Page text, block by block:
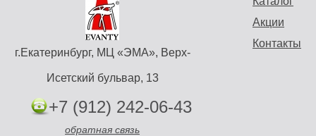
Акции
Контакты
г.Екатеринбург, МЦ «ЭМА», Верх-
Исетский бульвар, 13
+7 (912) 242-06-43
обратная связь